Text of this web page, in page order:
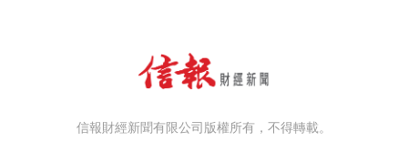
信報財經新聞有限公司版權所有，不得轉載。